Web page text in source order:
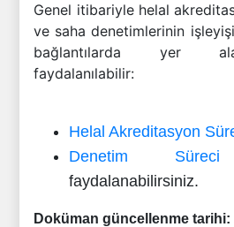
Genel itibariyle helal
ve saha denetimlerinin
bağlantılarda yer
faydalanılabilir:
Helal Akreditasyon
Denetim Süreci
faydalanabilirsiniz.
Doküman güncellenme tarihi: